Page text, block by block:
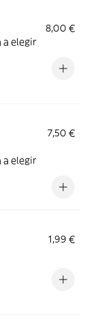
8,00 €
a elegir
7,50 €
a elegir
1,99 €